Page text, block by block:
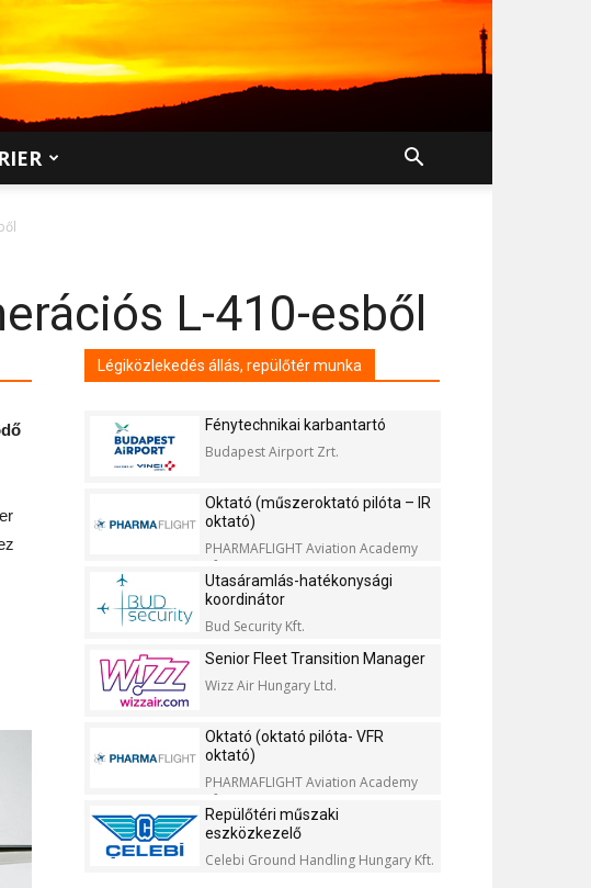
L-410-esből
Légiközlekedés állás, repülőtér munka
Fénytechnikai karbantartó
Budapest Airport Zrt.
Oktató (műszeroktató pilóta – IR
oktató)
PHARMAFLIGHT Aviation Academy
Kft.
Utasáramlás-hatékonysági
koordinátor
Bud Security Kft.
Senior Fleet Transition Manager
Wizz Air Hungary Ltd.
Oktató (oktató pilóta- VFR
oktató)
PHARMAFLIGHT Aviation Academy
Kft.
Repülőtéri műszaki
eszközkezelő
Celebi Ground Handling Hungary Kft.